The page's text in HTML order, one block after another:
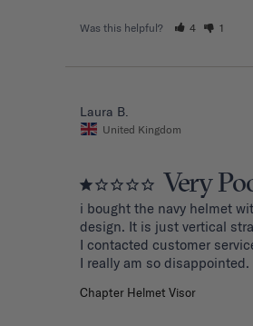
Was this helpful? 4 1
Laura B.
United Kingdom
Very
i bought the navy helmet
design. It is just vertical
I contacted customer
I really am so disappointed.
Chapter Helmet Visor